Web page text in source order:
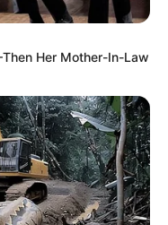
Her Mother-In-Law